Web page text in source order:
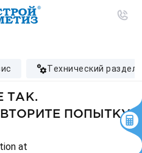
технический раздел
ТАК.
ПОПЫТКУ
at